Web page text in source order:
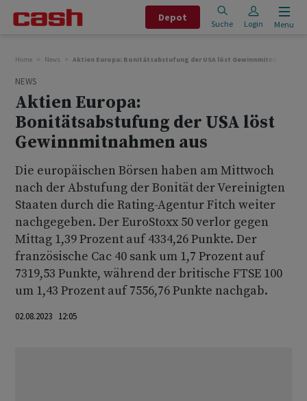
Depot
Suche Login Menu
Home News Aktien Europa: Bonitätsabstufung der USA löst Gewinnmitnahmen
NEWS
Aktien Europa:
Bonitätsabstufung der USA löst
Gewinnmitnahmen aus
Die europäischen Börsen haben am Mittwoch
nach der Abstufung der Bonität der Vereinigten
Staaten durch die Rating-Agentur Fitch weiter
nachgegeben. Der EuroStoxx 50 verlor gegen
Mittag 1,39 Prozent auf 4334,26 Punkte. Der
französische Cac 40 sank um 1,7 Prozent auf
7319,53 Punkte, während der britische FTSE 100
um 1,43 Prozent auf 7556,76 Punkte nachgab.
02.08.2023 12:05